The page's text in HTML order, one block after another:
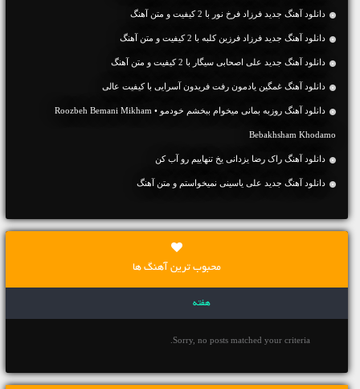
دانلود آهنگ جديد فرزاد فرخ نور با 2 کیفیت و متن آهنگ
دانلود آهنگ جديد فرزاد فرزین کلبه با 2 کیفیت و متن آهنگ
دانلود آهنگ جديد علی اصحابی سیگار با 2 کیفیت و متن آهنگ
دانلود آهنگ غمگین یادمون رفت فریدون آسرایی با کیفیت عالی
دانلود آهنگ روزبه بمانی میخوام ببخشم خودمو • Roozbeh Bemani Mikham
Bebakhsham Khodamo
دانلود آهنگ راک رضا یزدانی یخ تنهاییم رو آب کن
دانلود آهنگ جديد علی یاسینی نمیخواستم و متن آهنگ
محبوب ترین آهنگ ها
هفته
Sorry, no posts matched your criteria.